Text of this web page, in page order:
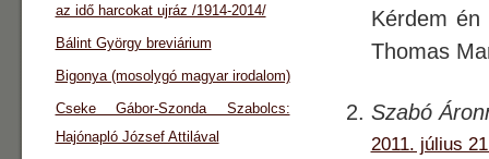
Kérdem
Thomas
Szabó
2011. július
az idő harcokat ujráz /1914-2014/
Bálint György breviárium
Bigonya (mosolygó magyar irodalom)
Cseke Gábor-Szonda Szabolcs:
Hajónapló József Attilával